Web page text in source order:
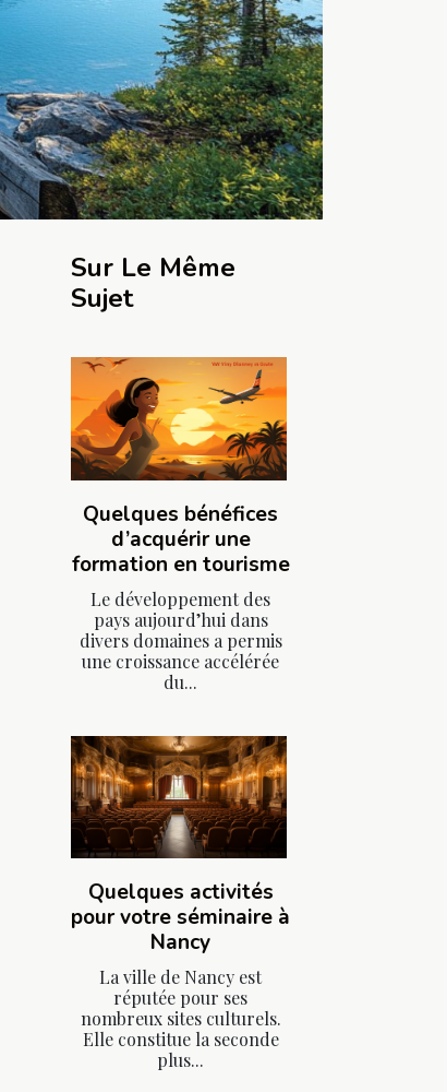
Sur Le Même
Sujet
Quelques bénéfices
d’acquérir une
formation en tourisme
Le développement des
pays aujourd’hui dans
divers domaines a permis
une croissance accélérée
du...
Quelques activités
pour votre séminaire à
Nancy
La ville de Nancy est
réputée pour ses
nombreux sites culturels.
Elle constitue la seconde
plus...